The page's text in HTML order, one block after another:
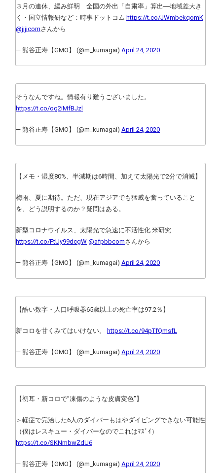
３月の連休、緩み鮮明 全国の外出「自粛率」算出―地域差大き
く・国立情報研など：時事ドットコム https://t.co/JWmbekqomK
@jijicomさんから
— 熊谷正寿【GMO】 (@m_kumagai) April 24, 2020
そうなんですね。情報有り難うございました。
https://t.co/og2iMfBJzl
— 熊谷正寿【GMO】 (@m_kumagai) April 24, 2020
【メモ・湿度80%、半減期は6時間、加えて太陽光で2分で消滅】
梅雨、夏に期待。ただ、現在アジアでも猛威を奮っていること
を、どう説明するのか？疑問はある。
新型コロナウイルス、太陽光で急速に不活性化 米研究
https://t.co/FtUy99dcgW @afpbbcomさんから
— 熊谷正寿【GMO】 (@m_kumagai) April 24, 2020
【酷い数字・人口呼吸器65歳以上の死亡率は97.2％】
新コロを甘くみてはいけない。 https://t.co/94pTfQmsfL
— 熊谷正寿【GMO】 (@m_kumagai) April 24, 2020
【初耳・新コロで”凍傷のような皮膚変色”】
＞軽症で完治した6人のダイバーもはやダイビングできない可能性
（僕はレスキュー・ダイバーなのでこれはﾏｽﾞｲ）
https://t.co/SKNmbwZdU6
— 熊谷正寿【GMO】 (@m_kumagai) April 24, 2020